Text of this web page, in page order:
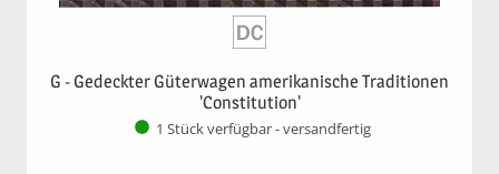
G - Gedeckter Güterwagen amerikanische Traditionen
'Constitution'
1 Stück verfügbar - versandfertig